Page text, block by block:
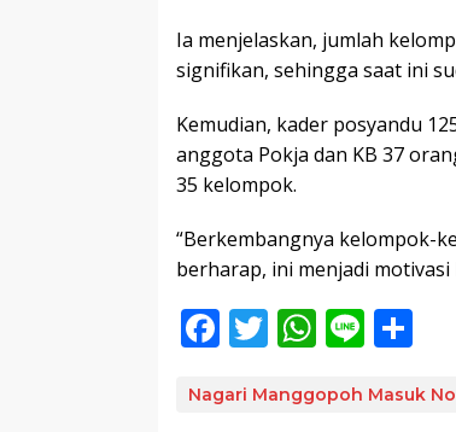
Ia menjelaskan, jumlah
signifikan, sehingga saat ini
Kemudian, kader posyandu
anggota Pokja dan KB 37
35 kelompok.
“Berkembangnya kelompok-
berharap, ini menjadi motivasi
F
e
T
itt
W
at
Li
e ar
Nagari Manggopoh Masuk